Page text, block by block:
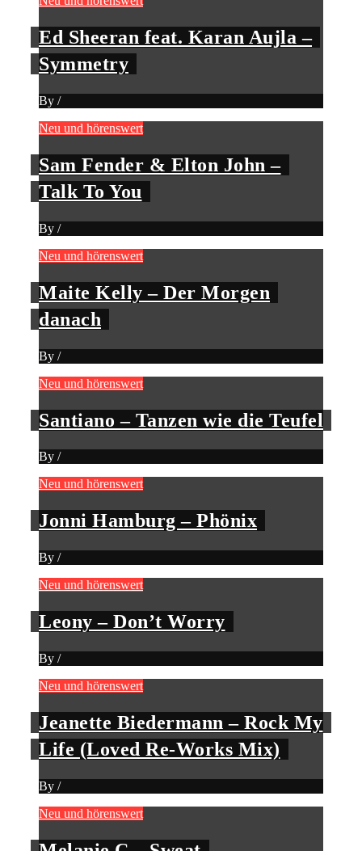
Ed Sheeran feat. Karan Aujla –
Symmetry
By /
Neu und hörenswert
Sam Fender & Elton John –
Talk To You
By /
Neu und hörenswert
Maite Kelly – Der Morgen
danach
By /
Neu und hörenswert
Santiano – Tanzen wie die Teufel
By /
Neu und hörenswert
Jonni Hamburg – Phönix
By /
Neu und hörenswert
Leony – Don’t Worry
By /
Neu und hörenswert
Jeanette Biedermann – Rock My
Life (Loved Re-Works Mix)
By /
Neu und hörenswert